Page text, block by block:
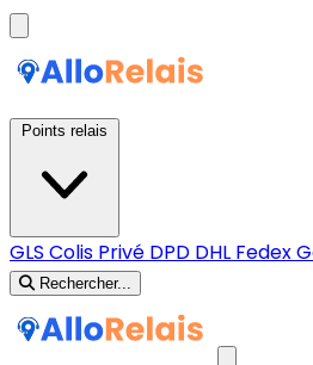
GLS Colis Privé DPD DHL Fedex
Rechercher...